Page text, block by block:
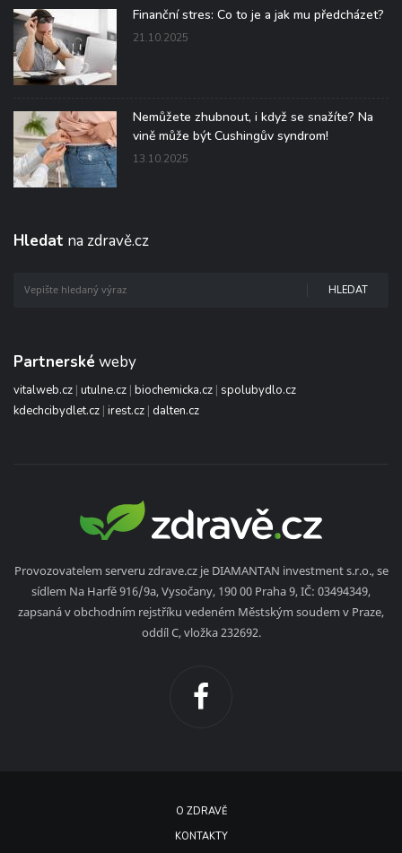
Finanční stres: Co to je a jak mu předcházet?
21.10.2025
Nemůžete zhubnout, i když se snažíte? Na
vině může být Cushingův syndrom!
13.10.2025
Hledat na zdravě.cz
HLEDAT
Partnerské weby
vitalweb.cz | utulne.cz | biochemicka.cz | spolubydlo.cz
kdechcibydlet.cz | irest.cz | dalten.cz
Provozovatelem serveru zdrave.cz je DIAMANTAN investment s.r.o., se
sídlem Na Harfě 916/9a, Vysočany, 190 00 Praha 9, IČ: 03494349,
zapsaná v obchodním rejstříku vedeném Městským soudem v Praze,
oddíl C, vložka 232692.
O ZDRAVĚ
KONTAKTY